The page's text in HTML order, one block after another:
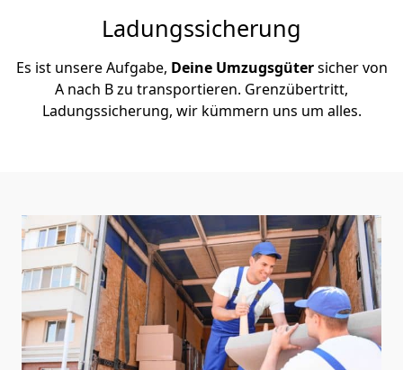
Ladungssicherung
Es ist unsere Aufgabe, Deine Umzugsgütersicher von
A nach B zu transportieren. Grenzübertritt,
Ladungssicherung, wir kümmern uns um alles.